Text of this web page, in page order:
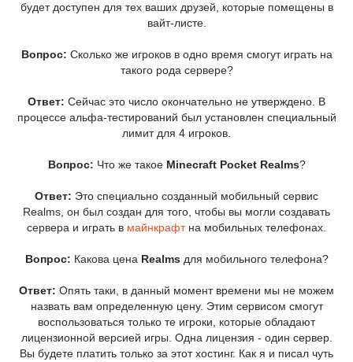
будет доступен для тех ваших друзей, которые помещены в
вайт-листе.
Вопрос: Сколько же игроков в одно время смогут играть на
такого рода сервере?
Ответ: Сейчас это число окончательно не утверждено. В
процессе альфа-тестирований был установлен специальный
лимит для 4 игроков.
Вопрос: Что же такое Minecraft Pocket Realms?
Ответ: Это специально созданный мобильный сервис
Realms, он был создан для того, чтобы вы могли создавать
сервера и играть в майнкрафт на мобильных телефонах.
Вопрос: Какова цена Realmsдля мобильного телефона?
Ответ: Опять таки, в данный момент времени мы не можем
назвать вам определенную цену. Этим сервисом смогут
воспользоваться только те игроки, которые обладают
лицензионной версией игры. Одна лицензия - один сервер.
Вы будете платить только за этот хостинг. Как я и писал чуть